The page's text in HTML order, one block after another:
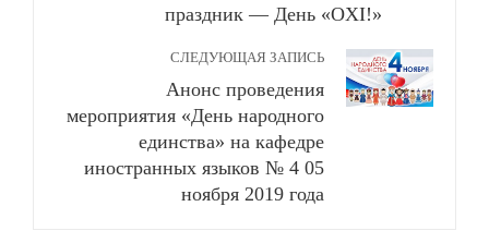
праздник — День «ΟΧΙ!»
СЛЕДУЮЩАЯ ЗАПИСЬ
Анонс проведения
мероприятия «День народного
единства» на кафедре
иностранных языков № 4 05
ноября 2019 года